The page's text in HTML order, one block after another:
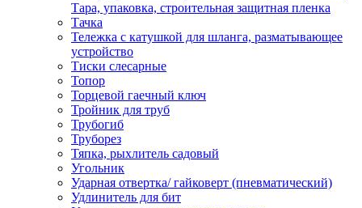
Тара, упаковка, строительная защитная пленка
Тачка
Тележка с катушкой для шланга, разматывающее
устройство
Тиски слесарные
Топор
Торцевой гаечный ключ
Тройник для труб
Трубогиб
Труборез
Тяпка, рыхлитель садовый
Угольник
Ударная отвертка/ гайковерт (пневматический)
Удлинитель для бит